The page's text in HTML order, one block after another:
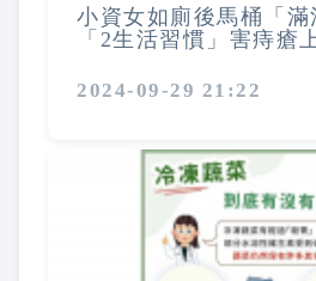
小資女如廁後馬桶「滿
「2生活習慣」害痔瘡
2024-09-29 21:22